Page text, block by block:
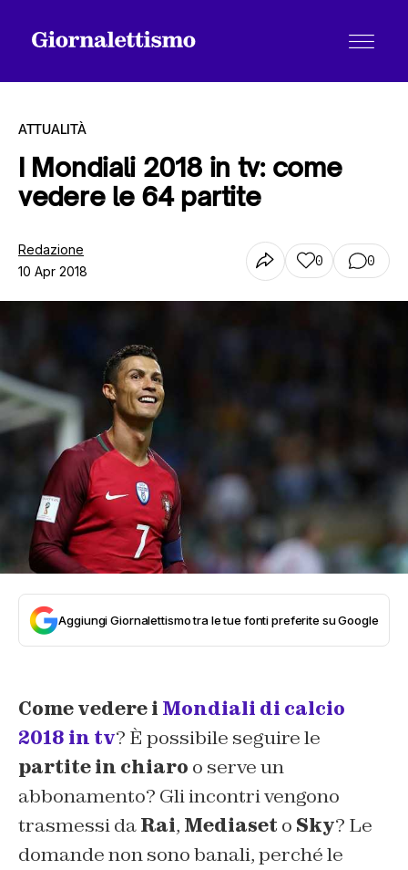
Tutti gli articoli
Chi siamo
ATTUALITÀ
I Mondiali 2018 in tv: come
vedere le 64 partite
Redazione
10 Apr 2018
0 0
Aggiungi Giornalettismo tra le tue fonti preferite su Google
Come vedere i Mondiali di calcio
2018 in tv? È possibile seguire le
partite in chiaro o serve un
abbonamento? Gli incontri vengono
trasmessi daRai, Mediaset o Sky? Le
domande non sono banali, perché le